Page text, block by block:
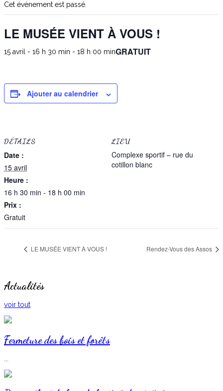
Cet évènement est passé.
LE MUSÉE VIENT À VOUS !
15 avril - 16 h 30 min - 18 h 00 minGRATUIT
Ajouter au calendrier
DÉTAILS
Date :
15 avril
Heure :
16 h 30 min - 18 h 00 min
Prix :
Gratuit
LIEU
Complexe sportif – rue du
cotillon blanc
LE MUSÉE VIENT À VOUS ! Rendez-Vous des Assos
Actualités
voir tout
Fermeture des bois et forêts